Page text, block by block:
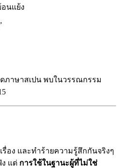
นแย้ง
ภาษาสเปน พบในวรรณกรรม
รื่อง และทำร้ายความรู้สึกกันจริงๆ
ง แต่ การใช้ในฐานะผู้ที่ไม่ใช่